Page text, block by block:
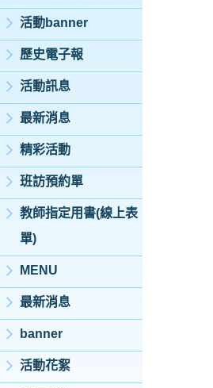
活動banner
歷史電子報
活動訊息
最新消息
精彩活動
班訪預約單
教師指定用書(線上表
單)
MENU
最新消息
banner
活動花絮